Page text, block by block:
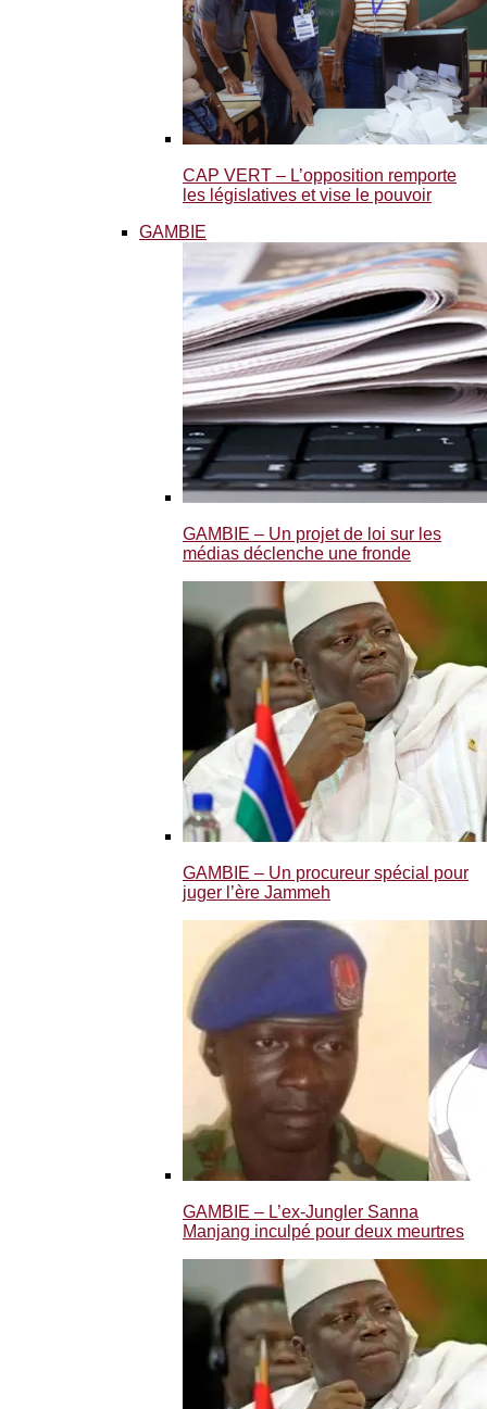
CAP VERT – L’opposition remporte
les législatives et vise le pouvoir
GAMBIE
GAMBIE – Un projet de loi sur les
médias déclenche une fronde
GAMBIE – Un procureur spécial pour
juger l’ère Jammeh
GAMBIE – L’ex-Jungler Sanna
Manjang inculpé pour deux meurtres